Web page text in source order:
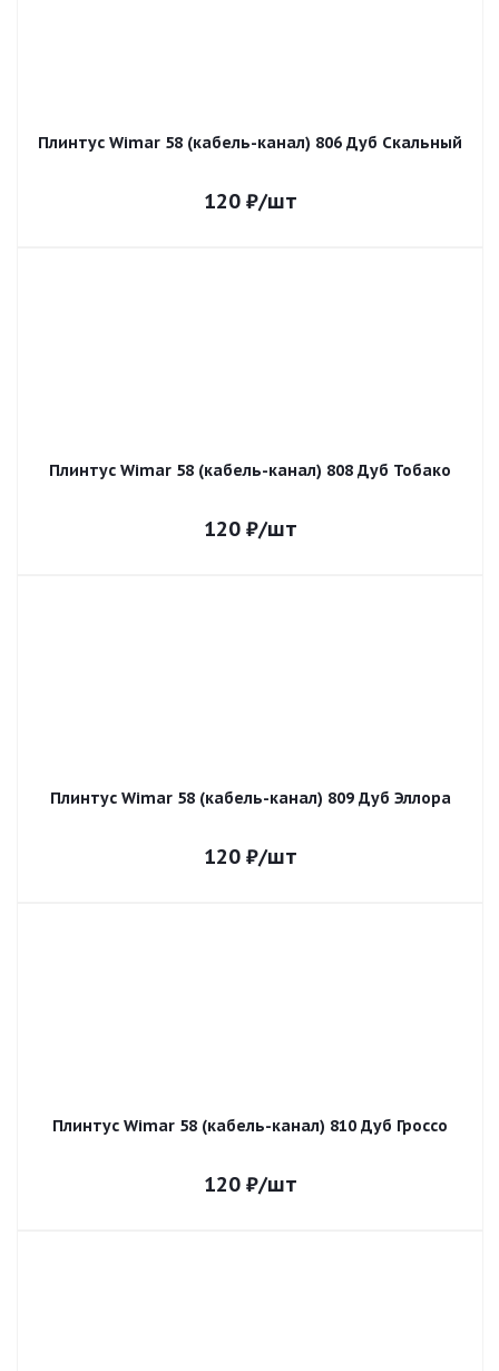
Плинтус Wimar 58 (кабель-канал) 806 Дуб Скальный
120₽/шт
Плинтус Wimar 58 (кабель-канал) 808 Дуб Тобако
120₽/шт
Плинтус Wimar 58 (кабель-канал) 809 Дуб Эллора
120₽/шт
Плинтус Wimar 58 (кабель-канал) 810 Дуб Гроссо
120₽/шт